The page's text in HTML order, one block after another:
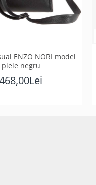
ENZO NORI model
piele negru